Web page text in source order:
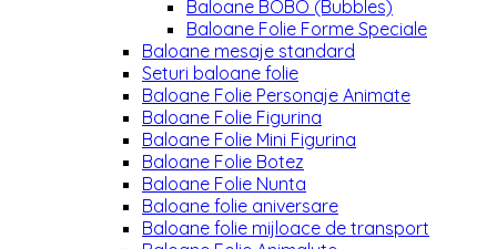
Baloane BOBO (Bubbles)
Baloane Folie Forme Speciale
Baloane mesaje standard
Seturi baloane folie
Baloane Folie Personaje Animate
Baloane Folie Figurina
Baloane Folie Mini Figurina
Baloane Folie Botez
Baloane Folie Nunta
Baloane folie aniversare
Baloane folie mijloace de transport